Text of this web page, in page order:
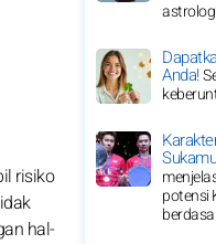
risiko
hal-
Anda!
potensi